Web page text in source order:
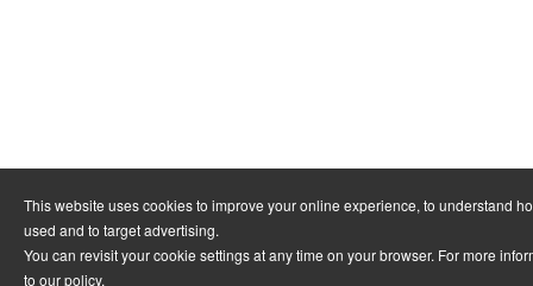
This website uses cookies to improve your online experience, to understand
used and to target advertising.
You can revisit your cookie settings at any time on your browser. For more
to our policy.